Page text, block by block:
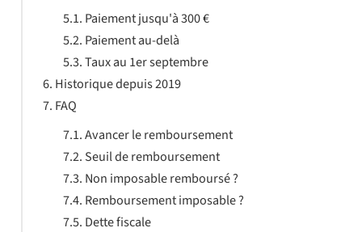
Paiement jusqu'à 300 €
Paiement au-delà
Taux au 1er septembre
Historique depuis 2019
FAQ
Avancer le remboursement
Seuil de remboursement
Non imposable remboursé ?
Remboursement imposable ?
Dette fiscale